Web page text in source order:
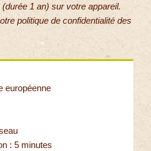
1 an) sur votre appareil.
politique de confidentialité des
européenne
: 5 minutes